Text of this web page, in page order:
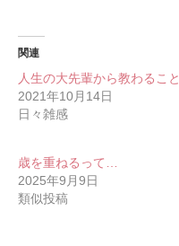
関連
人生の大先輩から教わること
2021年10月14日
日々雑感
歳を重ねるって…
2025年9月9日
類似投稿